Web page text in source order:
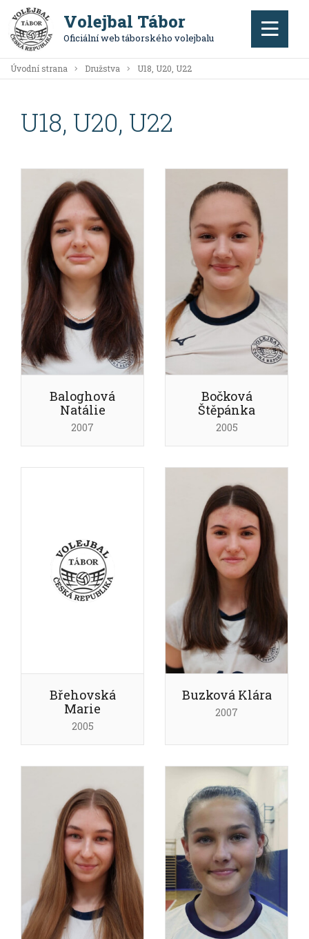
Volejbal Tábor
Oficiální web táborského volejbalu
Úvodní strana Družstva U18, U20, U22
U18, U20, U22
Baloghová
Natálie
2007
Bočková
Štěpánka
2005
Břehovská
Marie
2005
Buzková Klára
2007